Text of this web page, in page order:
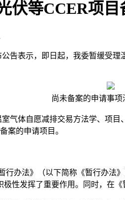
伏等CCER项目
告表示，即日起，我委暂缓受
尚未备案的申请事项
体自愿减排交易方法学、项目
案的申请项目。
法》（以下简称《暂行办法
性发挥了重要作用。同时，在